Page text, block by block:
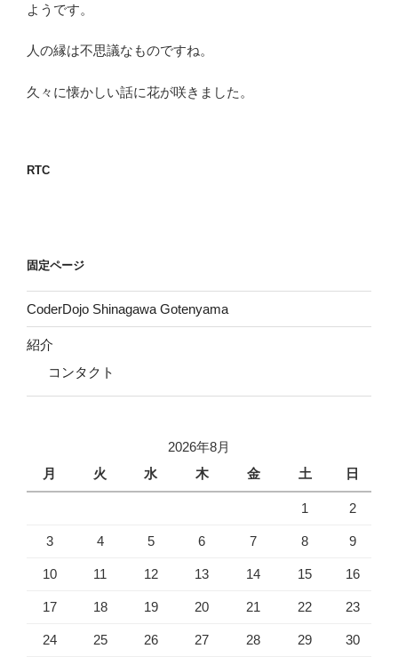
ようです。
人の縁は不思議なものですね。
久々に懐かしい話に花が咲きました。
RTC
固定ページ
CoderDojo Shinagawa Gotenyama
紹介
コンタクト
2026年8月
月
火 水 木 金 土 日
1 2
3 4 5 6 7 8 9
10 11 12 13 14 15 16
17 18 19 20 21 22 23
24 25 26 27 28 29 30